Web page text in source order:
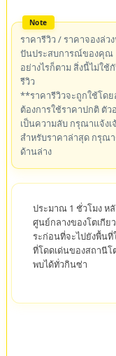
ราคารีวิว / ราคาจองล่ว
ปันประสบการณ์ของคุณ
อย่างไรก็ตาม สิ่งนี้ไม่ใ
รีวิว
**ราคารีวิวจะถูกใช้โด
ต้องการใช้ราคาปกติ ตั
เป็นความลับ กรุณาแจ้ง
สำหรับราคาล่าสุด กรุณ
ด้านล่าง
ประมาณ 1 ชั่วโมง หลั
ศูนย์กลางของโตเกี
ระก่อนที่จะไปยังพื้นที่
ที่โดดเด่นของสถานี
พบได้ทั่วกินซ่า